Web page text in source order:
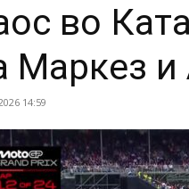
во
Маркез
14:59